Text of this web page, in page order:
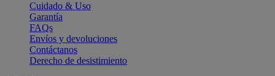
Cuidado & Uso
Garantía
FAQs
Envíos y devoluciones
Contáctanos
Derecho de desistimiento